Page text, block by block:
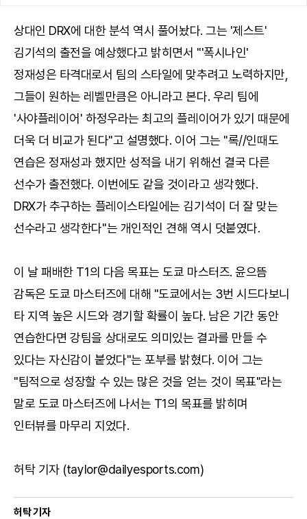
상대인 DRX에 대한 분석 역시 풀어놨다. 그는 '제스트'
김기석의 출전을 예상했다고 밝히면서 "'폭시나인'
정재성은 타격대로서 팀의 스타일에 맞추려고 노력하지만,
그들이 원하는 레벨만큼은 아니라고 본다. 우리 팀에
'사야플레이어' 하정우라는 최고의 플레이어가 있기 때문에
더욱 더 비교가 된다"고 설명했다. 이어 그는 "록//인때도
연습은 정재성과 했지만 성적을 내기 위해선 결국 다른
선수가 출전했다. 이번에도 같을 것이라고 생각했다.
DRX가 추구하는 플레이스타일에는 김기석이 더 잘 맞는
선수라고 생각한다"는 개인적인 견해 역시 덧붙였다.
이 날 패배한 T1의 다음 목표는 도쿄 마스터즈. 윤으뜸
감독은 도쿄 마스터즈에 대해 "도쿄에서는 3번 시드다보니
타 지역 높은 시드와 경기할 확률이 높다. 남은 기간 동안
연습한다면 강팀을 상대로도 의미있는 결과를 만들 수
있다는 자신감이 붙었다"는 포부를 밝혔다. 이어 그는
"팀적으로 성장할 수 있는 많은 것을 얻는 것이 목표"라는
말로 도쿄 마스터즈에 나서는 T1의 목표를 밝히며
인터뷰를 마무리 지었다.
허탁 기자 (taylor@dailyesports.com)
허탁 기자